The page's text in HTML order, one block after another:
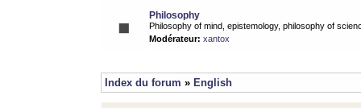
Philosophy
Philosophy of mind, epistemology, philosophy of
Modérateur: xantox
Index du forum » English